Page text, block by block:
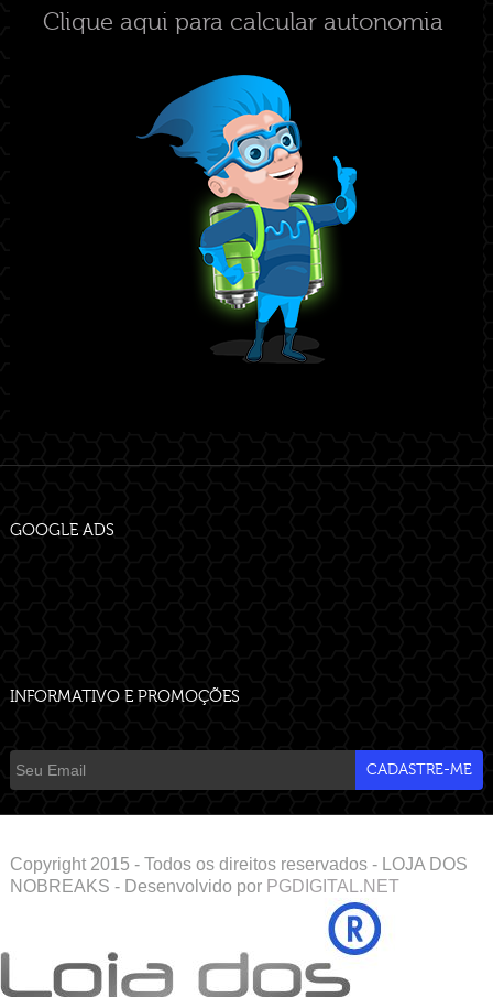
Clique aqui para calcular autonomia
GOOGLE ADS
INFORMATIVO E PROMOÇÕES
Copyright 2015 - Todos os direitos reservados - LOJA DOS
NOBREAKS - Desenvolvido por PGDIGITAL.NET